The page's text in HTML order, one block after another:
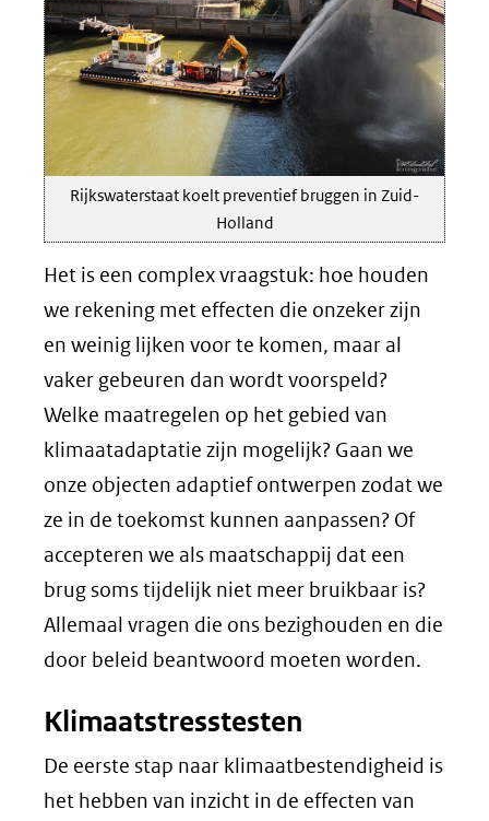
Rijkswaterstaat koelt preventief bruggen in Zuid-
Holland
Het is een complex vraagstuk: hoe houden
we rekening met effecten die onzeker zijn
en weinig lijken voor te komen, maar al
vaker gebeuren dan wordt voorspeld?
Welke maatregelen op het gebied van
klimaatadaptatie zijn mogelijk? Gaan we
onze objecten adaptief ontwerpen zodat we
ze in de toekomst kunnen aanpassen? Of
accepteren we als maatschappij dat een
brug soms tijdelijk niet meer bruikbaar is?
Allemaal vragen die ons bezighouden en die
door beleid beantwoord moeten worden.
Klimaatstresstesten
De eerste stap naar klimaatbestendigheid is
het hebben van inzicht in de effecten van